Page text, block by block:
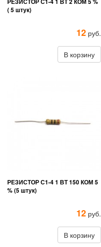
( 5 штук)
12 руб.
В корзину
РЕЗИСТОР С1-4 1 ВТ 150 КОМ 5
% (5 штук)
12 руб.
В корзину